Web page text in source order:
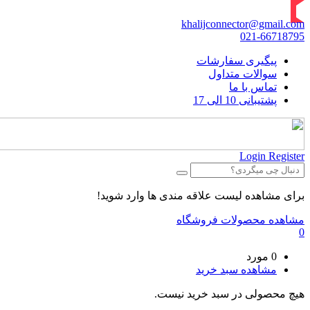
khalijconnector@gmail.com
021-66718795
پیگیری سفارشات
سوالات متداول
تماس با ما
پشتیبانی 10 الی 17
Login Register
برای مشاهده لیست علاقه مندی ها وارد شوید!
مشاهده محصولات فروشگاه
0
0 مورد
مشاهده سبد خرید
هیچ محصولی در سبد خرید نیست.